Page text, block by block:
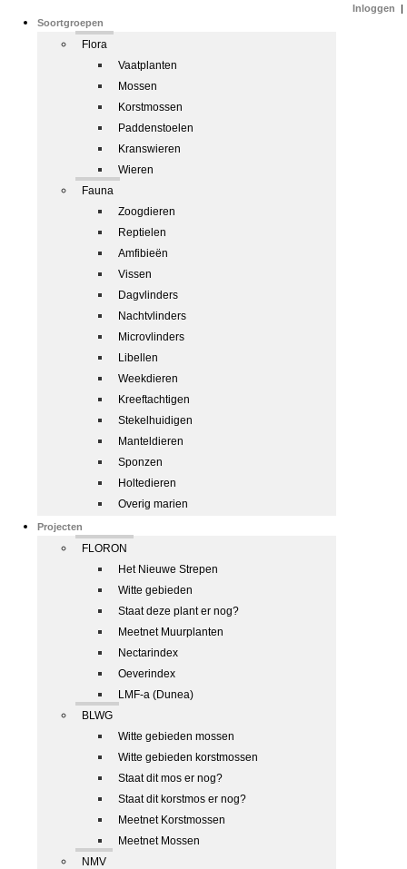
Soortgroepen
Flora
Vaatplanten
Mossen
Korstmossen
Paddenstoelen
Kranswieren
Wieren
Fauna
Zoogdieren
Reptielen
Amfibieën
Vissen
Dagvlinders
Nachtvlinders
Microvlinders
Libellen
Weekdieren
Kreeftachtigen
Stekelhuidigen
Manteldieren
Sponzen
Holtedieren
Overig marien
Projecten
FLORON
Het Nieuwe Strepen
Witte gebieden
Staat deze plant er nog?
Meetnet Muurplanten
Nectarindex
Oeverindex
LMF-a (Dunea)
BLWG
Witte gebieden mossen
Witte gebieden korstmossen
Staat dit mos er nog?
Staat dit korstmos er nog?
Meetnet Korstmossen
Meetnet Mossen
NMV
Inloggen |